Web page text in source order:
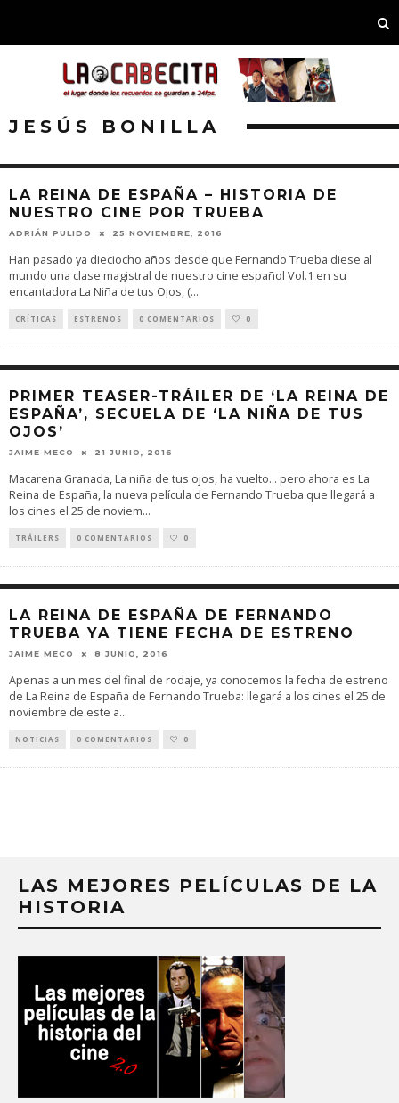
JESÚS BONILLA
LA REINA DE ESPAÑA – HISTORIA DE
NUESTRO CINE POR TRUEBA
ADRIÁN PULIDO 25 NOVIEMBRE, 2016
Han pasado ya dieciocho años desde que Fernando Trueba diese al
mundo una clase magistral de nuestro cine español Vol.1 en su
encantadora La Niña de tus Ojos, (...
CRÍTICAS ESTRENOS 0 COMENTARIOS 0
PRIMER TEASER-TRÁILER DE ‘LA REINA DE
ESPAÑA’, SECUELA DE ‘LA NIÑA DE TUS
OJOS’
JAIME MECO 21 JUNIO, 2016
Macarena Granada, La niña de tus ojos, ha vuelto… pero ahora es La
Reina de España, la nueva película de Fernando Trueba que llegará a
los cines el 25 de noviem...
TRÁILERS 0 COMENTARIOS 0
LA REINA DE ESPAÑA DE FERNANDO
TRUEBA YA TIENE FECHA DE ESTRENO
JAIME MECO 8 JUNIO, 2016
Apenas a un mes del final de rodaje, ya conocemos la fecha de estreno
de La Reina de España de Fernando Trueba: llegará a los cines el 25 de
noviembre de este a...
NOTICIAS 0 COMENTARIOS 0
LAS MEJORES PELÍCULAS DE LA
HISTORIA